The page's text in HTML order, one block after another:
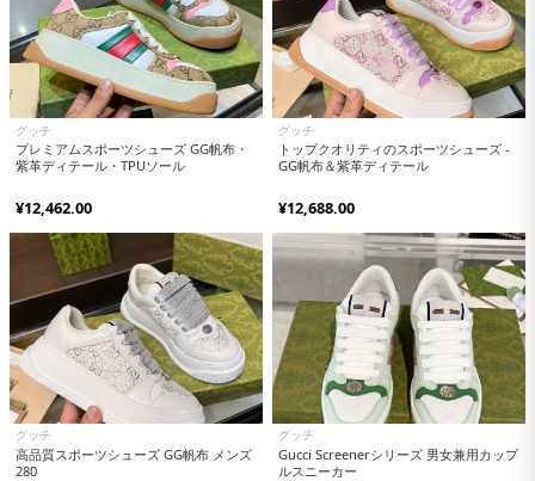
グッチ
プレミアムスポーツシューズ GG帆布・
紫革ディテール・TPUソール
¥12,462.00
グッチ
トップクオリティのスポーツシューズ -
GG帆布＆紫革ディテール
¥12,688.00
グッチ
高品質スポーツシューズ GG帆布 メンズ
280
グッチ
Gucci Screenerシリーズ 男女兼用カップ
ルスニーカー